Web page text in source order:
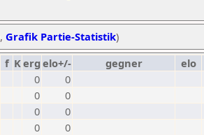
, Grafik Partie-Statistik)
f Kerg elo+/- gegner elo
0
0
0
0
0
0
0
0